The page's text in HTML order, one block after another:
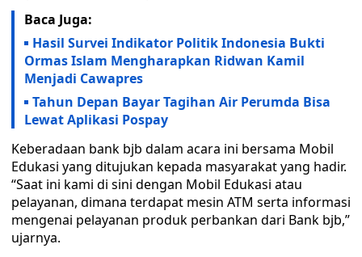
Baca Juga:
Hasil Survei Indikator Politik Indonesia Bukti
Ormas Islam Mengharapkan Ridwan Kamil
Menjadi Cawapres
Tahun Depan Bayar Tagihan Air Perumda Bisa
Lewat Aplikasi Pospay
Keberadaan bank bjb dalam acara ini bersama Mobil
Edukasi yang ditujukan kepada masyarakat yang hadir.
“Saat ini kami di sini dengan Mobil Edukasi atau
pelayanan, dimana terdapat mesin ATM serta informasi
mengenai pelayanan produk perbankan dari Bank bjb,”
ujarnya.